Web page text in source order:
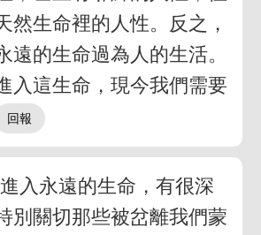
然生命裡的人性。反之，
遠的生命過為人的生活。
入這生命，現今我們需要
入永遠的生命，有很深
別關切那些被岔離我們蒙